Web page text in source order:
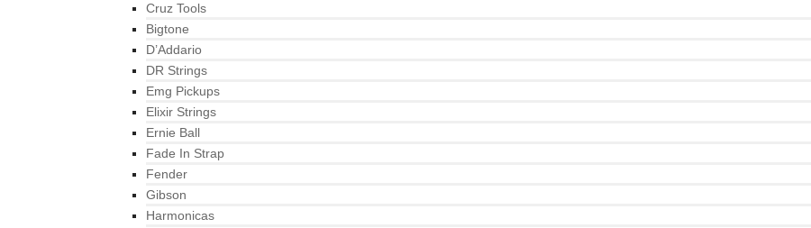
Cruz Tools
Bigtone
D’Addario
DR Strings
Emg Pickups
Elixir Strings
Ernie Ball
Fade In Strap
Fender
Gibson
Harmonicas